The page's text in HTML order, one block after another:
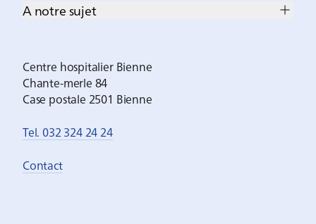
A notre sujet
Centre hospitalier Bienne
Chante-merle 84
Case postale 2501 Bienne
Tel. 032 324 24 24
Contact